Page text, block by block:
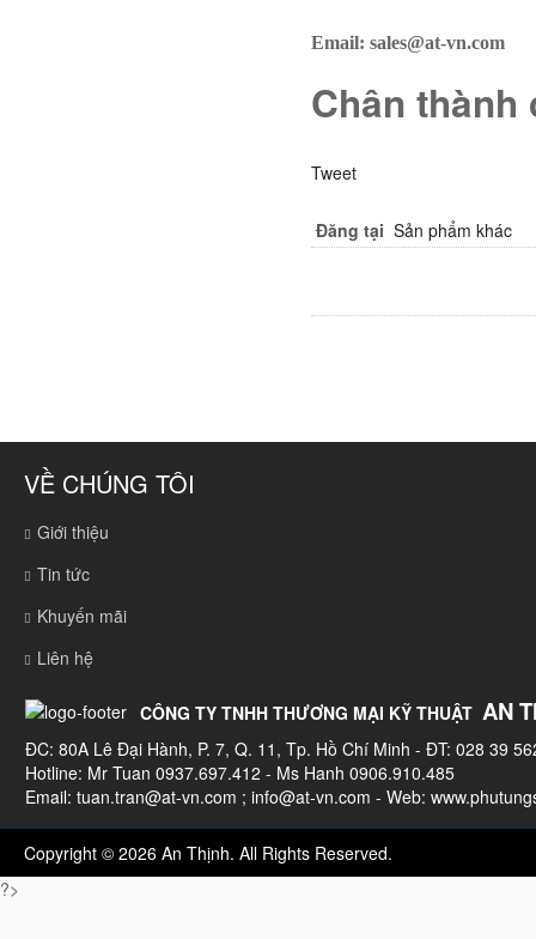
Email: sales@at-vn.com
Chân
Tweet
Đăng tại Sản phẩm khác
VỀ CHÚNG TÔI
Giới thiệu
Tin tức
Khuyến mãi
Liên hệ
CÔNG TY TNHH THƯƠNG MẠI KỸ THUẬT AN
ĐC: 80A Lê Đại Hành, P. 7, Q. 11, Tp. Hồ Chí Minh - ĐT: 028 39
Hotline: Mr Tuan 0937.697.412 - Ms Hanh 0906.910.485
Email: tuan.tran@at-vn.com ; info@at-vn.com - Web:
Copyright © 2026 An Thịnh. All Rights Reserved.
?>